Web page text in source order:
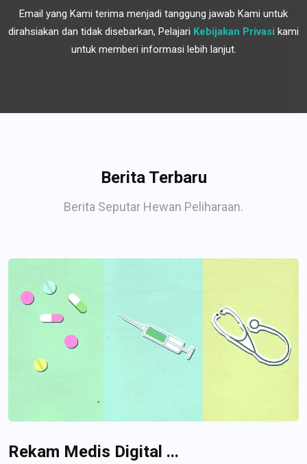
Email yang Kami terima menjadi tanggung jawab Kami untuk
dirahsiakan dan tidak disebarkan, Pelajari Kebijakan Privasi kami
untuk memberi informasi lebih lanjut.
Berita Terbaru
Berita Seputar Hewan Peliharaan.
Rekam Medis Digital ...